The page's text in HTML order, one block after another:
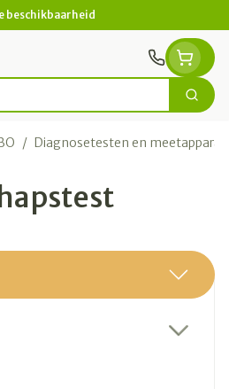
beschikbaarheid
Zoek
/ Diagnosetesten en